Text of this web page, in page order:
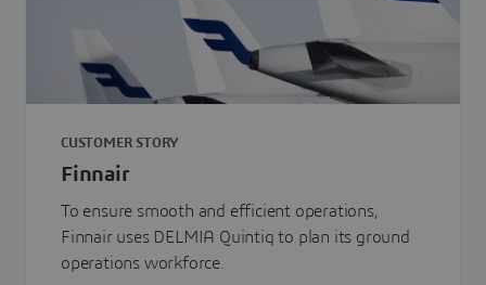
CUSTOMER STORY
Finnair
To ensure smooth and efficient operations,
Finnair uses DELMIA Quintiq to plan its ground
operations workforce.